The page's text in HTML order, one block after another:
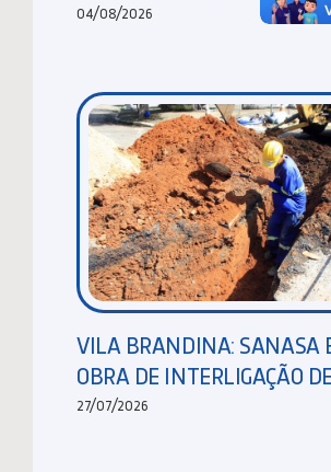
04/08/2026
VILA BRANDINA: SANASA
OBRA DE INTERLIGAÇÃO
27/07/2026